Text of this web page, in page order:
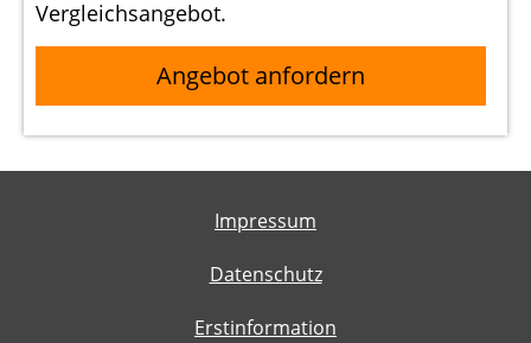
Vergleichsangebot.
Angebot anfordern
Impressum
Datenschutz
Erstinformation